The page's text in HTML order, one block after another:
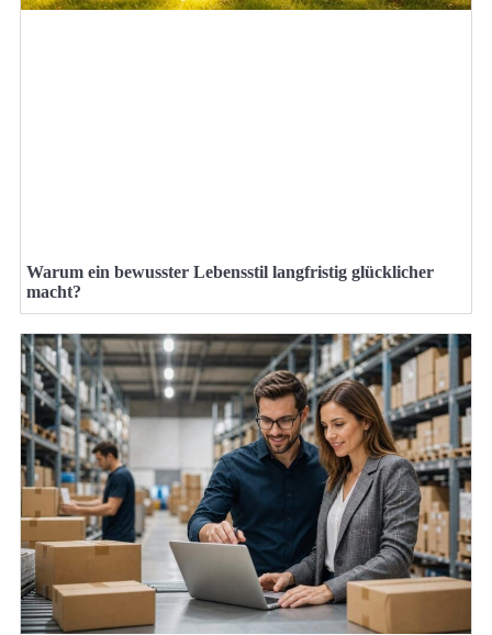
Warum ein bewusster Lebensstil langfristig glücklicher
macht?